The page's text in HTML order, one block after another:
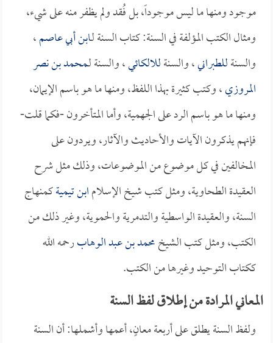
موجود ومنها ما ليس موجوداً، بل فُقد ولم يظفر منه على شيء،
ومثال الكتب المؤلفة في السنة: كتاب السنة لـابن أبي عاصم،
والسنةللطبراني، والسنةللالكائي، والسنة لـمحمد بن نصر
المروزي، وكتب كثيرة بهذا اللفظ، ومنها ما هو باسم الإيمان،
ومنها ما هو باسم الرد على الجهمية، وأما المتأخرون -فكما قلت-
فإنهم يذكرون الآيات والأحاديث والآثار، ويردون على
المخالفين في كل موضوع من الموضوعات، وذلك مثل شرح
العقيدة الطحاوية، ومثل كتب شيخ الإسلامابن تيميةكمنهاج
السنة، والعقيدة الواسطية والتدمرية والحموية، وغير ذلك من
الكتب، ومثل كتب الشيخمحمد بن عبد الوهابرحمه الله
ككتاب التوحيد وغيرها من الكتب.
المعاني المرادة من إطلاق لفظ السنة
ولفظ السنة يطلق على أربعة معانٍ، أعمها وأشملها: أن السنة